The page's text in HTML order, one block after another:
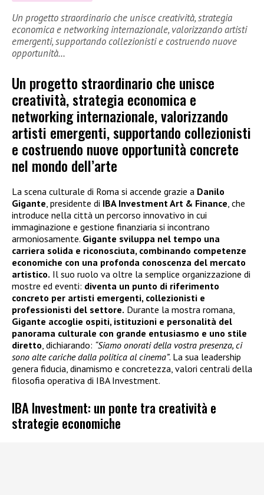
Un progetto straordinario che unisce creatività, strategia
economica e networking internazionale, valorizzando artisti
emergenti, supportando collezionisti e costruendo nuove
opportunità…
Un progetto straordinario che unisce
creatività, strategia economica e
networking internazionale, valorizzando
artisti emergenti, supportando collezionisti
e costruendo nuove opportunità concrete
nel mondo dell’arte
La scena culturale di Roma si accende grazie a Danilo
Gigante, presidente di IBA Investment Art & Finance, che
introduce nella città un percorso innovativo in cui
immaginazione e gestione finanziaria si incontrano
armoniosamente. Gigante sviluppa nel tempo una
carriera solida e riconosciuta, combinando competenze
economiche con una profonda conoscenza del mercato
artistico. Il suo ruolo va oltre la semplice organizzazione di
mostre ed eventi: diventa un punto di riferimento
concreto per artisti emergenti, collezionisti e
professionisti del settore. Durante la mostra romana,
Gigante accoglie ospiti, istituzioni e personalità del
panorama culturale con grande entusiasmo e uno stile
diretto, dichiarando: “Siamo onorati della vostra presenza, ci
sono alte cariche dalla politica al cinema”. La sua leadership
genera fiducia, dinamismo e concretezza, valori centrali della
filosofia operativa di IBA Investment.
IBA Investment: un ponte tra creatività e
strategie economiche